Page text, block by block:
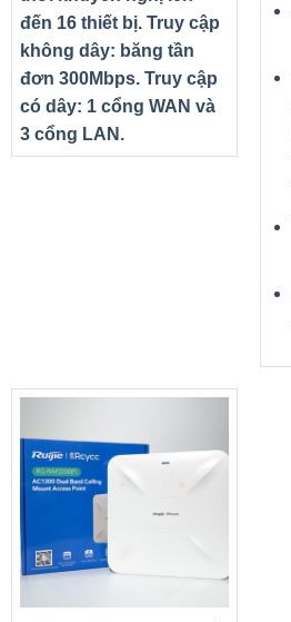
đến 16 thiết bị. Truy cập
không dây: băng tần
đơn 300Mbps. Truy cập
có dây: 1 cổng WAN và
3 cổng LAN.